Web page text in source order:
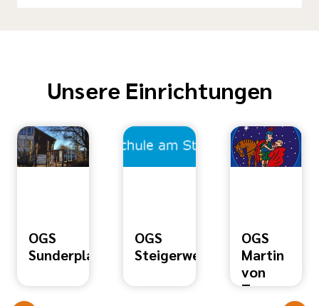
Unsere Einrichtungen
OGS
Sunderplatz
OGS
Steigerweg
OGS
Martin
von
Tours